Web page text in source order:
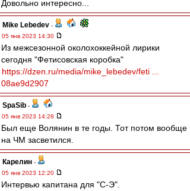
Довольно интересно...
Mike Lebedev -
05 янв 2023 14:30
Из межсезонной околохоккейной лирики
сегодня "Фетисовская коробка"
https://dzen.ru/media/mike_lebedev/feti ...
08ae9d2907
SpaSib -
05 янв 2023 14:28
Был еще Волянин в те годы. Тот потом вообще
на ЧМ засветился.
Карелин -
05 янв 2023 12:20
Интервью капитана для "С-Э".